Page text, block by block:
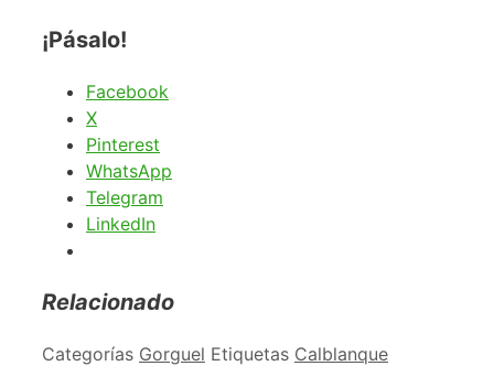
¡Pásalo!
Facebook
X
Pinterest
WhatsApp
Telegram
LinkedIn
Relacionado
Categorías Gorguel Etiquetas Calblanque